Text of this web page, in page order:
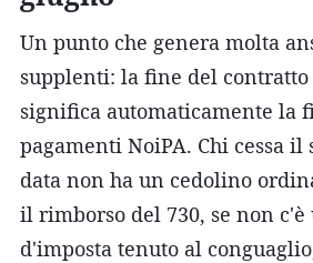
Un punto che genera molta
supplenti: la fine del contratto
significa automaticamente la
pagamenti NoiPA. Chi cessa
data non ha un cedolino
il rimborso del 730, se non c'è
d'imposta tenuto al